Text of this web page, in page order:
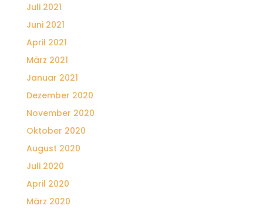
Juli 2021
Juni 2021
April 2021
März 2021
Januar 2021
Dezember 2020
November 2020
Oktober 2020
August 2020
Juli 2020
April 2020
März 2020